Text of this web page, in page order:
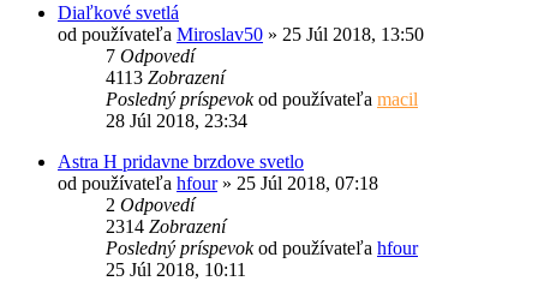
Diaľkové svetlá
od používateľa Miroslav50 » 25 Júl 2018, 13:50
7 Odpovedí
4113 Zobrazení
Posledný príspevokod používateľa macil
28 Júl 2018, 23:34
Astra H pridavne brzdove svetlo
od používateľa hfour» 25 Júl 2018, 07:18
2 Odpovedí
2314 Zobrazení
Posledný príspevokod používateľa hfour
25 Júl 2018, 10:11